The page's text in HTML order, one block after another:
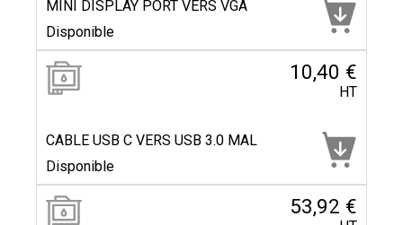
MINI DISPLAY PORT VERS VGA
Disponible
10,40 €
HT
CABLE USB C VERS USB 3.0 MAL
Disponible
53,92 €